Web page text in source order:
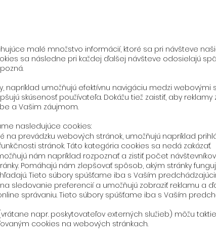
malé množstvo informácií, ktoré sa pri návšteve
sa následne pri každej ďalšej návšteve odosielajú
napríklad umožňujú efektívnu navigáciu medzi
skúsenosť používateľa. Dokážu tiež zaistiť, aby
a Vašim záujmom.
nasledujúce cookies:
na prevádzku webových stránok, umožňujú napríklad
stránok. Táto kategória cookies sa nedá zakázať.
nám napríklad rozpoznať a zistiť počet
Pomáhajú nám zlepšovať spôsob, akým stránky
Tieto súbory spúšťame iba s Vaším
sledovanie preferencií a umožňujú zobraziť reklamu a
správaniu. Tieto súbory spúšťame iba s Vaším
napr. poskytovateľov externých služieb) môžu
cookies na webových stránkach.